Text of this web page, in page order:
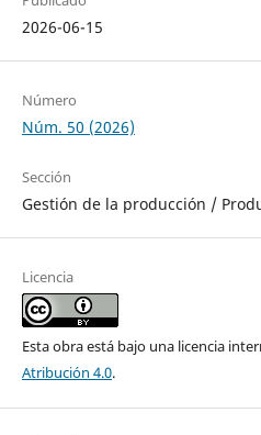
2026-06-15
Número
Núm. 50 (2026)
Sección
Gestión de la producción /
Licencia
Esta obra está bajo una licencia
Atribución 4.0.